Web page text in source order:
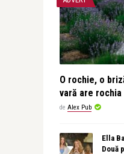
O rochie, o
vară are
de Alex Pub
Ella
Două